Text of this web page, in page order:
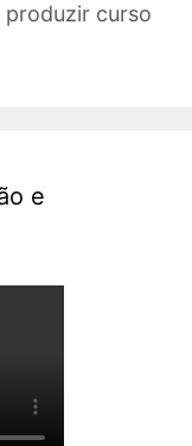
produzir curso
e